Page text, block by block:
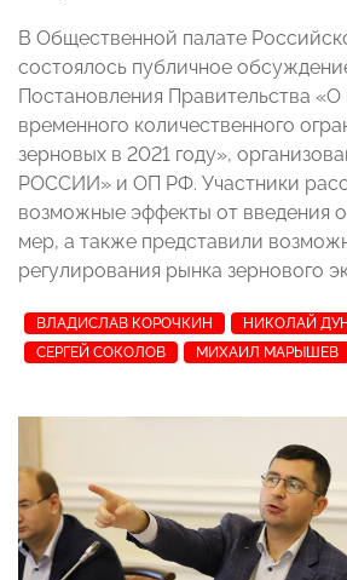
В Общественной палате
состоялось публичное
Постановления Правительства «О
временного количественного
зерновых в 2021 году»,
РОССИИ» и ОП РФ. Участники
возможные эффекты от введения
мер, а также представили
регулирования рынка зернового
ВЛАДИСЛАВ КОРОЧКИН
НИКОЛАЙ
СЕРГЕЙ СОКОЛОВ
МИХАИЛ МАРЫШЕВ